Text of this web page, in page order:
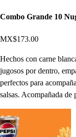
Combo Grande 10
MX$173.00
Hechos con carne
jugosos por dentro,
perfectos para
salsas. Acompañada de